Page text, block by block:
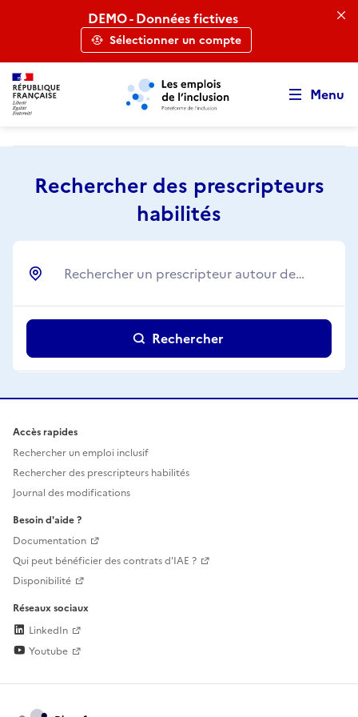
Aller au menu principal Aller au contenu principal
DEMO - Données fictives
Sélectionner un compte
Menu
Rechercher des prescripteurs
habilités
Ville Rechercher un prescripteur autour de…
Rechercher
Accès rapides
Rechercher un emploi inclusif
Rechercher des prescripteurs habilités
Journal des modifications
Besoin d'aide ?
Documentation
Qui peut bénéficier des contrats d'IAE ?
Disponibilité
Réseaux sociaux
LinkedIn
Youtube
Retour au début de la page
Panneau de gestion des cookies